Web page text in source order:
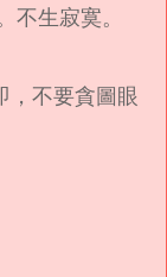
生寂寞。
，不要貪圖眼